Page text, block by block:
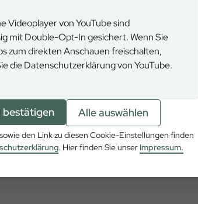
Videoplayer von YouTube sind
mit Double-Opt-In gesichert. Wenn Sie
zum direkten Anschauen freischalten,
die Datenschutzerklärung von YouTube.
bestätigen Alle auswählen
den Link zu diesen Cookie-Einstellungen finden
. Hier finden Sie unser Impressum.
Konditionen für Vielfahrende können
Tölz angefragt werden info-bad-